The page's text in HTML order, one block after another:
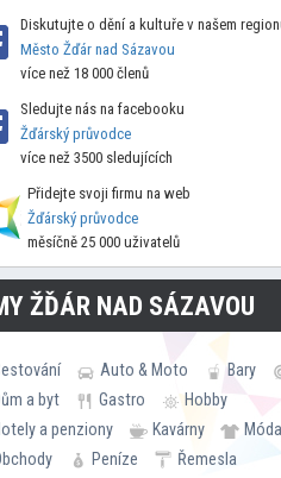
Diskutujte o dění a kultuře v našem
Město Žďár nad Sázavou
více než 18 000 členů
Sledujte nás na facebooku
Žďárský průvodce
více než 3500 sledujících
Přidejte svoji firmu na web
Žďárský průvodce
měsíčně 25 000 uživatelů
ŽĎÁR NAD SÁZAVOU
Auto & Moto Bary
a byt
Gastro
Hobby
a penziony
Kavárny
Móda
Peníze
Řemesla